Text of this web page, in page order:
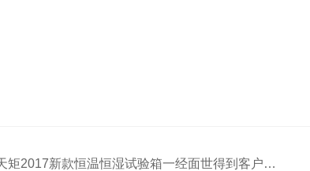
2017新款恒温恒湿试验箱一经面世得到客户广泛赞誉